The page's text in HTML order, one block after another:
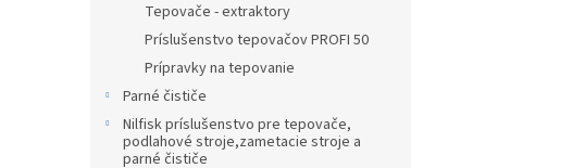
Tepovače - extraktory
Príslušenstvo tepovačov PROFI 50
Prípravky na tepovanie
Parné čističe
Nilfisk príslušenstvo pre tepovače,
podlahové stroje,zametacie stroje a
parné čističe